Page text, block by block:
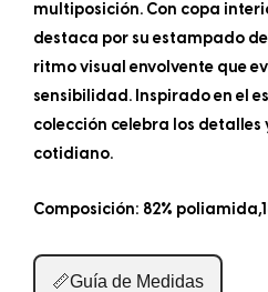
multiposición. Con copa
destaca por su estampado
ritmo visual envolvente que
sensibilidad. Inspirado en el
colección celebra los
cotidiano.
Composición: 82%
📏Guía de Medidas